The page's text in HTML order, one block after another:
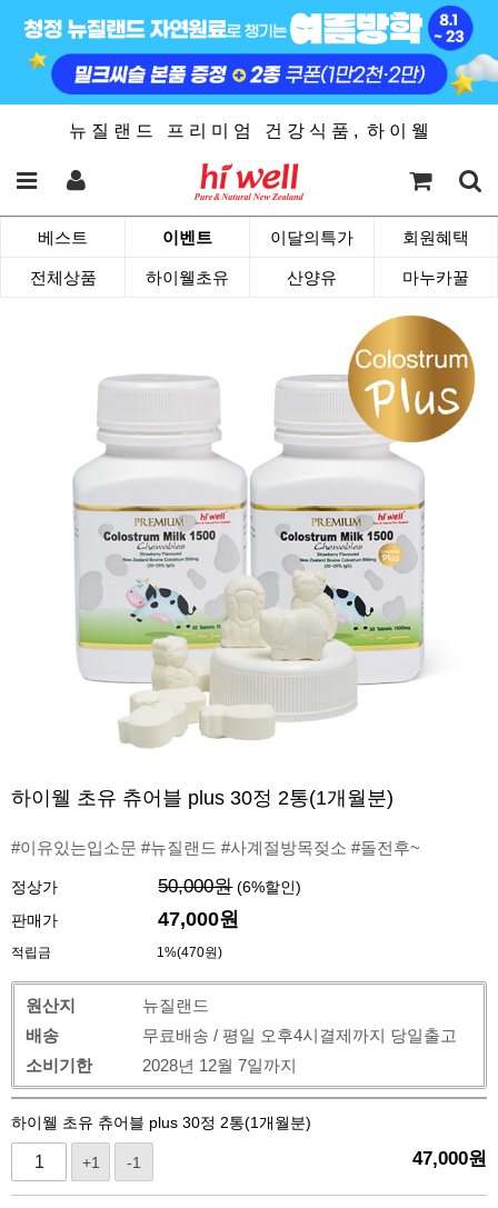
뉴 질 랜 드 프 리 미 엄 건 강 식 품 , 하 이 웰
베스트 이벤트 이달의특가 회원혜택
전체상품 하이웰초유 산양유 마누카꿀
하이웰 초유 츄어블 plus 30정 2통(1개월분)
#이유있는입소문 #뉴질랜드 #사계절방목젖소 #돌전후~
정상가 50,000원 (6%할인)
판매가
47,000원
적립금 1%(470원)
원산지
뉴질랜드
배송
무료배송 / 평일 오후4시결제까지 당일출고
소비기한
2028년 12월 7일까지
하이웰 초유 츄어블 plus 30정 2통(1개월분)
+1 -1 47,000원